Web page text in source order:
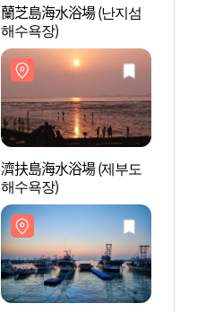
蘭芝島海水浴場 (난지섬
해수욕장)
濟扶島海水浴場 (제부도
해수욕장)